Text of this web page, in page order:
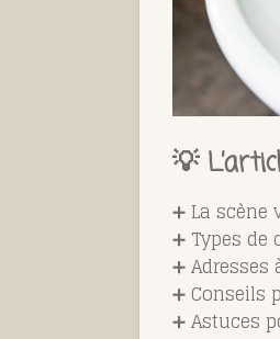
💡
➕ La
➕ Types
➕
➕
➕ Astuces